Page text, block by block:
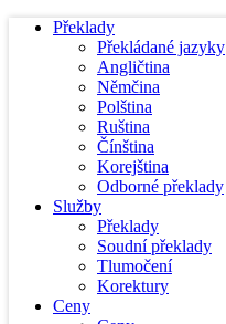
Překlady
Překládané jazyky
Angličtina
Němčina
Polština
Ruština
Čínština
Korejština
Odborné překlady
Služby
Překlady
Soudní překlady
Tlumočení
Korektury
Ceny